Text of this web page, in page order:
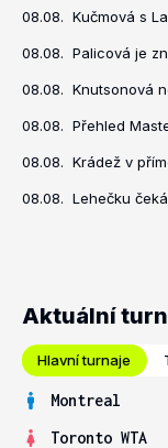
08.08. Kučmová s
08.08. Palicová je
08.08. Knutsonová
08.08. Přehled
08.08. Krádež v
08.08. Lehečku
Aktuální
Hlavní turnaje
Montreal
Toronto WTA